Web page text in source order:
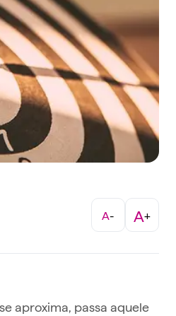
A- A+
aproxima, passa aquele